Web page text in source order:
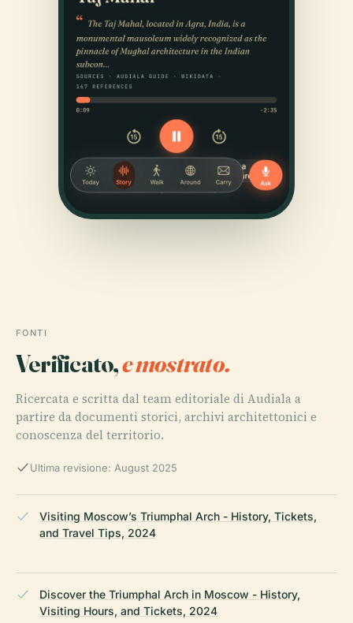
FONTI
Verificato,e mostrato.
Ricercata e scritta dal team editoriale di Audiala a
partire da documenti storici, archivi architettonici e
conoscenza del territorio.
Ultima revisione: August 2025
Visiting Moscow’s Triumphal Arch - History, Tickets,
and Travel Tips, 2024
Discover the Triumphal Arch in Moscow - History,
Visiting Hours, and Tickets, 2024